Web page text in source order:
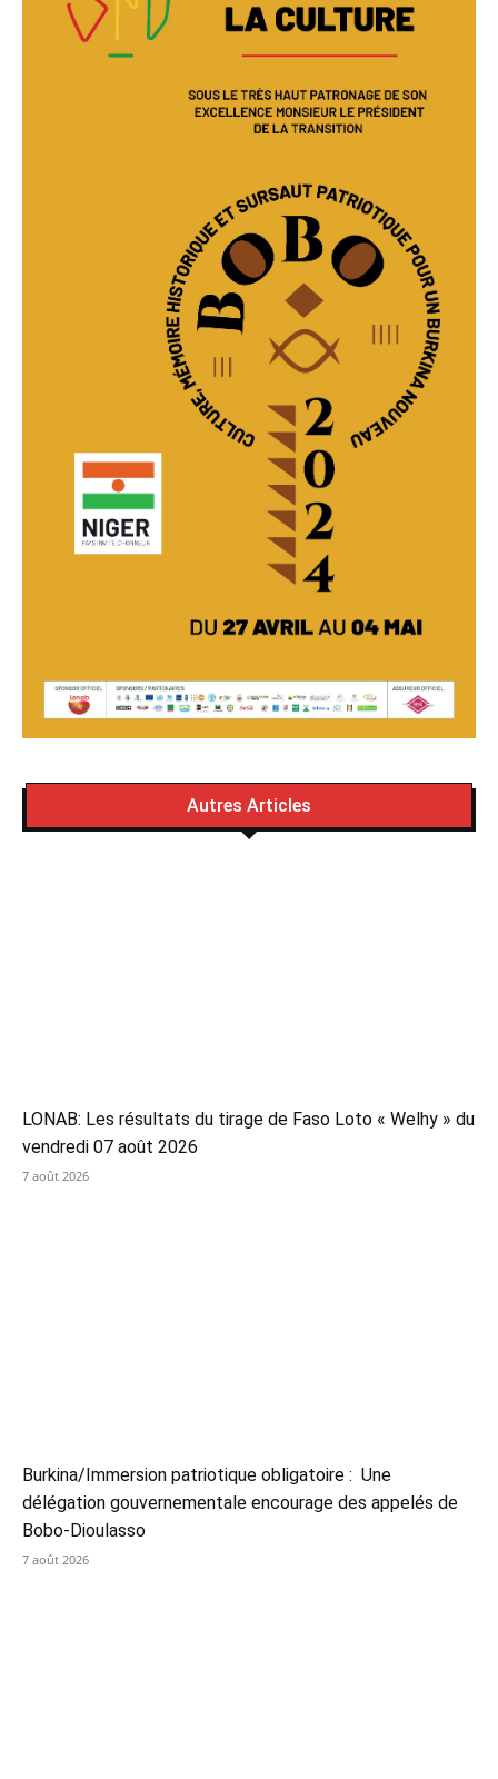
Autres Articles
LONAB: Les résultats du tirage de Faso Loto « Welhy » du
vendredi 07 août 2026
7 août 2026
Burkina/Immersion patriotique obligatoire : Une
délégation gouvernementale encourage des appelés de
Bobo-Dioulasso
7 août 2026